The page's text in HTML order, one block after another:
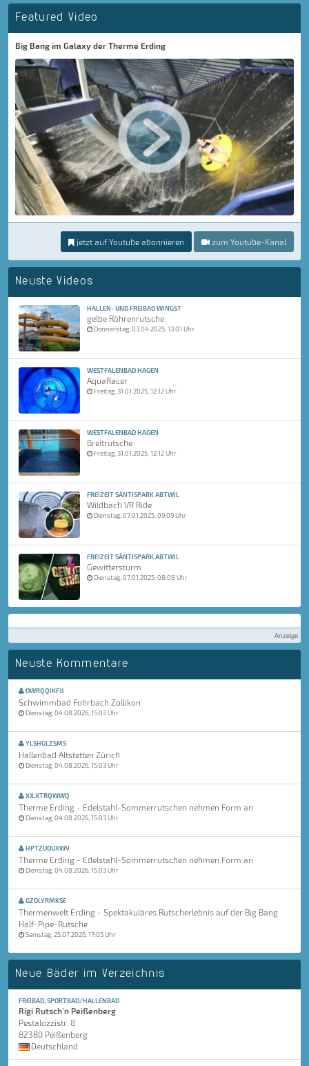
Featured Video
Big Bang im Galaxy der Therme Erding
jetzt auf Youtube abonnieren zum Youtube-Kanal
Neuste Videos
HALLEN- UND FREIBAD WINGST
gelbe Röhrenrutsche
Donnerstag, 03.04.2025, 13:01 Uhr
WESTFALENBAD HAGEN
AquaRacer
Freitag, 31.01.2025, 12:12 Uhr
WESTFALENBAD HAGEN
Breitrutsche
Freitag, 31.01.2025, 12:12 Uhr
FREIZEIT SÄNTISPARK ABTWIL
Wildbach VR Ride
Dienstag, 07.01.2025, 09:09 Uhr
FREIZEIT SÄNTISPARK ABTWIL
Gewittersturm
Dienstag, 07.01.2025, 08:08 Uhr
Anzeige
Neuste Kommentare
OWRQQIKFJJ
Schwimmbad Fohrbach Zollikon
Dienstag, 04.08.2026, 15:03 Uhr
YLSHGLZSMS
Hallenbad Altstetten Zürich
Dienstag, 04.08.2026, 15:03 Uhr
XJLXTRQWWQ
Therme Erding - Edelstahl-Sommerrutschen nehmen Form an
Dienstag, 04.08.2026, 15:03 Uhr
HPTZUOUXWV
Therme Erding - Edelstahl-Sommerrutschen nehmen Form an
Dienstag, 04.08.2026, 15:03 Uhr
GZDLYRMKSE
Thermenwelt Erding - Spektakuläres Rutscherlebnis auf der Big Bang
Half-Pipe-Rutsche
Samstag, 25.07.2026, 17:05 Uhr
Neue Bäder im Verzeichnis
FREIBAD, SPORTBAD/HALLENBAD
Rigi Rutsch'n Peißenberg
Pestalozzistr. 8
82380 Peißenberg
Deutschland